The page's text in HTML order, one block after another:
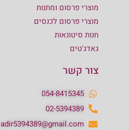
מוצרי פרסום ומתנות
מוצרי פרסום לכנסים
חנות סיטונאות
גאדג'טים
צור קשר
054-8415345
02-5394389
adir5394389@gmail.com